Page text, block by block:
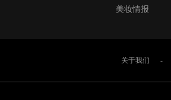
美妆情报
关于我们 -